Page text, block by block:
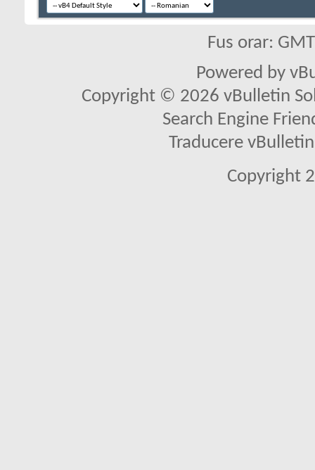
Fus orar:
Powered by
Copyright © 2026 vBulletin
Search Engine
Traducere
Copyright